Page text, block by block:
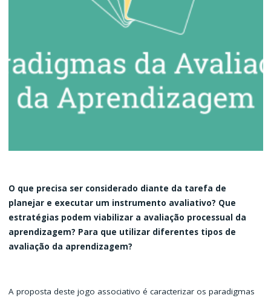
O que precisa ser considerado diante da tarefa de
planejar e executar um instrumento avaliativo? Que
estratégias podem viabilizar a avaliação processual da
aprendizagem? Para que utilizar diferentes tipos de
avaliação da aprendizagem?
A proposta deste jogo associativo é caracterizar os paradigmas